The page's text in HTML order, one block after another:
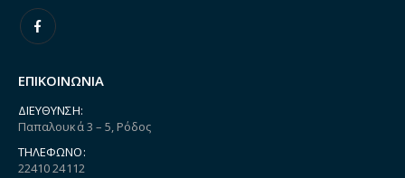
ΕΠΙΚΟΙΝΩΝΙΑ
ΔΙΕΎΘΥΝΣΗ:
Παπαλουκά 3 – 5, Ρόδος
ΤΗΛΈΦΩΝΟ:
22410 24112